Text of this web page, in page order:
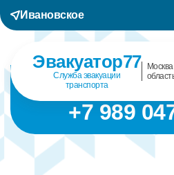
Ивановское
Эвакуатор77
Служба эвакуации
транспорта
+7 989